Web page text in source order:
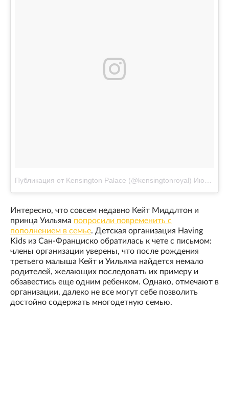
Публикация от Kensington Palace (@kensingtonroyal) Июл 18 2017 в 12:19 PDT
Интересно, что совсем недавно Кейт Миддлтон и
принца Уильяма попросили повременить с
пополнением в семье. Детская организация Having
Kids из Сан-Франциско обратилась к чете с письмом:
члены организации уверены, что после рождения
третьего малыша Кейт и Уильяма найдется немало
родителей, желающих последовать их примеру и
обзавестись еще одним ребенком. Однако, отмечают в
организации, далеко не все могут себе позволить
достойно содержать многодетную семью.